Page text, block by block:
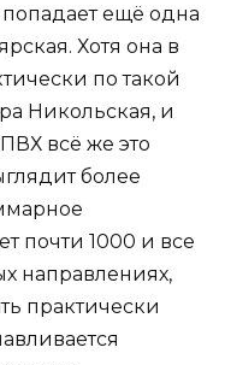
попадает ещё одна
Хотя она в
по такой
Никольская, и
всё же это
более
почти 1000 и все
направлениях,
практически